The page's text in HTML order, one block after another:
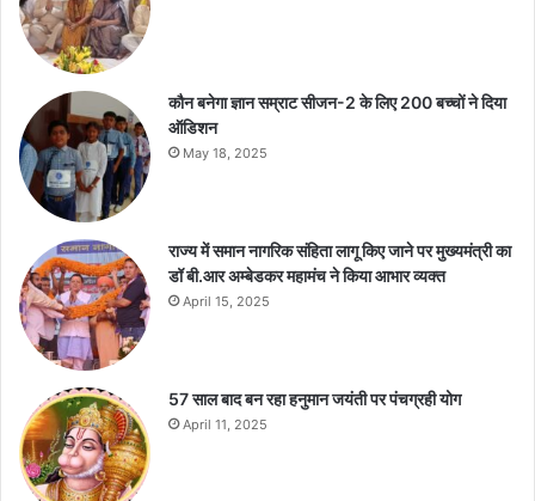
कौन बनेगा ज्ञान सम्राट सीजन-2 के लिए 200 बच्चों ने दिया
ऑडिशन
May 18, 2025
राज्य में समान नागरिक संहिता लागू किए जाने पर मुख्यमंत्री का
डॉ बी.आर अम्बेडकर महामंच ने किया आभार व्यक्त
April 15, 2025
57 साल बाद बन रहा हनुमान जयंती पर पंचग्रही योग
April 11, 2025